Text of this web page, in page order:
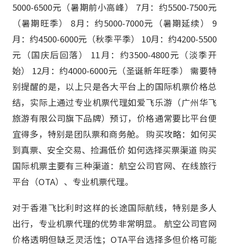
5000-6500元（暑期前小高峰） 7月：约5500-7500元
（暑期旺季） 8月：约5000-7000元（暑期延续） 9
月：约4500-6000元（秋季平季） 10月：约4200-5500
元（国庆后回落） 11月：约3500-4800元（淡季开
始） 12月：约4000-6000元（圣诞新年旺季） 需要特
别提醒的是，以上只是各大平台上的国际机票价格总
结，实际上通过专业机票代理如爱飞乐游（广州华飞
旅游有限公司旗下品牌）预订，价格通常要比平台便
宜得多，特别是团队票和商务舱。 购买攻略：如何买
到真票、安全交易、捡漏低价 如何选择买票渠道 购买
国际机票主要有三种渠道：航空公司官网、在线旅行
平台（OTA）、专业机票代理。
对于香港飞比利时这样的长途国际航线，特别是多人
出行，专业机票代理的优势非常明显。 航空公司官网
价格透明但缺乏灵活性；OTA平台选择多但价格可能